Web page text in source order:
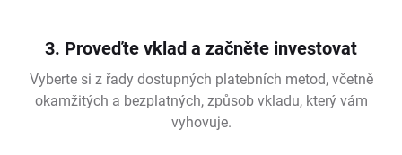
3. Proveďte vklad a začněte investovat
Vyberte si z řady dostupných platebních metod, včetně
okamžitých a bezplatných, způsob vkladu, který vám
vyhovuje.